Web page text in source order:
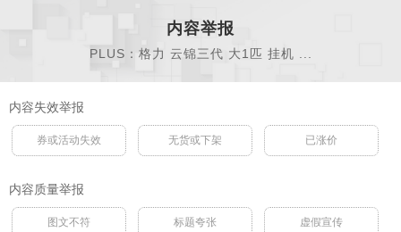
内容举报
PLUS：格力 云锦三代 大1匹 挂机 ...
内容失效举报
券或活动失效 无货或下架 已涨价
内容质量举报
图文不符 标题夸张 虚假宣传